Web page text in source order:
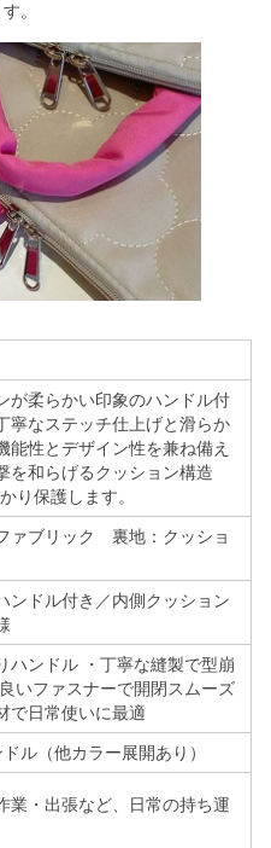
。
が柔らかい印象のハンドル付
寧なステッチ仕上げと滑らか
能性とデザイン性を兼ね備え
を和らげるクッション構造
り保護します。
ァブリック 裏地：クッショ
ンドル付き／内側クッション
ハンドル ・丁寧な縫製で型崩
いファスナーで開閉スムーズ
で日常使いに最適
ル（他カラー展開あり）
業・出張など、日常の持ち運